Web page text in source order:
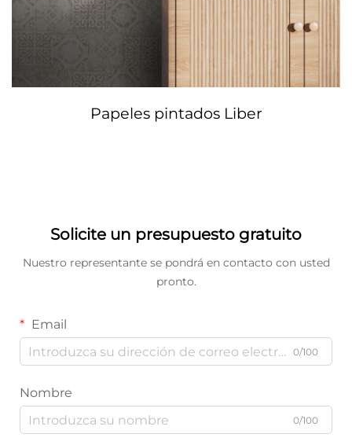
Papeles pintados Liber
Solicite un presupuesto gratuito
Nuestro representante se pondrá en contacto con usted
pronto.
Email
0/100
Nombre
0/100